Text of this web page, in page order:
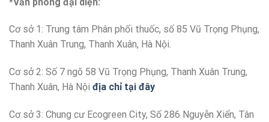
Cơ sở 1: Trung tâm Phân phối thuốc, số 85 Vũ Trọng Phụng,
Thanh Xuân Trung, Thanh Xuân, Hà Nội.
Cơ sở 2: Số 7 ngõ 58 Vũ Trọng Phụng, Thanh Xuân Trung,
Thanh Xuân, Hà Nội địa chỉ tại đây
Cơ sở 3: Chung cư Ecogreen City, Số 286 Nguyễn Xiển, Tân